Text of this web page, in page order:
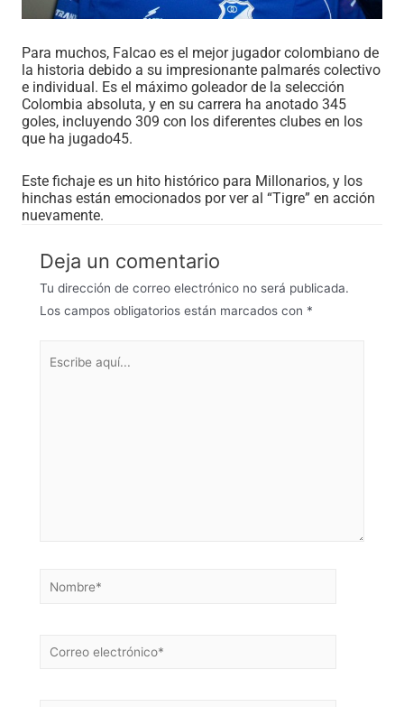
Para muchos, Falcao es el mejor jugador colombiano de
la historia debido a su impresionante palmarés colectivo
e individual. Es el máximo goleador de la selección
Colombia absoluta, y en su carrera ha anotado 345
goles, incluyendo 309 con los diferentes clubes en los
que ha jugado45.
Este fichaje es un hito histórico para Millonarios, y los
hinchas están emocionados por ver al “Tigre” en acción
nuevamente.
Deja un comentario
Tu dirección de correo electrónico no será publicada.
Los campos obligatorios están marcados con *